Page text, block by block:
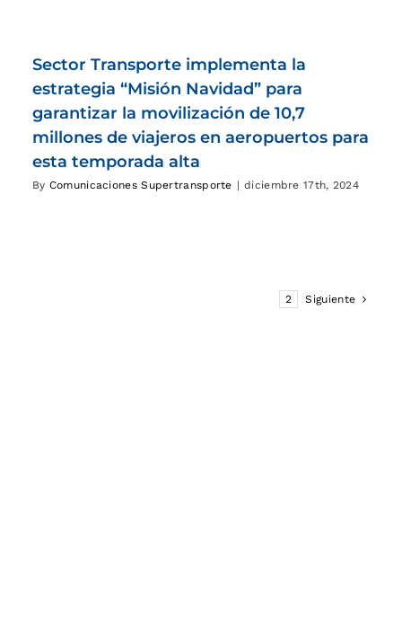
Sector Transporte implementa la
estrategia “Misión Navidad” para
garantizar la movilización de 10,7
millones de viajeros en aeropuertos para
esta temporada alta
By Comunicaciones Supertransporte | diciembre 17th, 2024
2 Siguiente